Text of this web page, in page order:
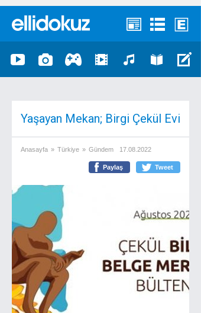
Yaşayan Mekan; Birgi Çekül Evi
Anasayfa » Türkiye » Gündem 17.08.2022
Paylaş Tweet